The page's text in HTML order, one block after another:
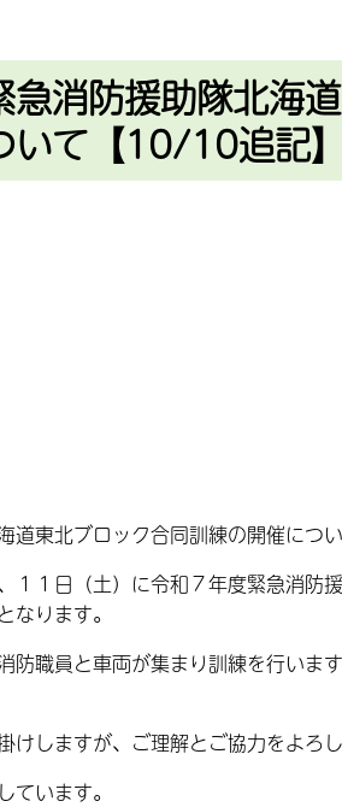
急消防援助隊北海
いて【10/10追記】
道東北ブロック合同訓練の開催につ
１１日（土）に令和７年度緊急消防
なります。
防職員と車両が集まり訓練を行いま
けしますが、ご理解とご協力をよろ
ています。